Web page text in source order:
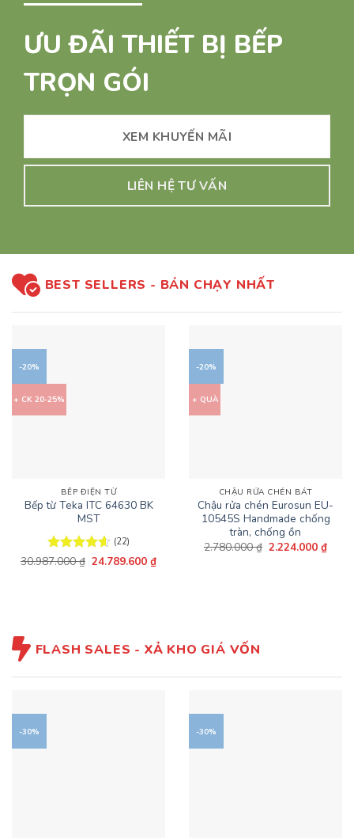
ƯU ĐÃI THIẾT BỊ BẾP
TRỌN GÓI
XEM KHUYẾN MÃI
LIÊN HỆ TƯ VẤN
BEST SELLERS - BÁN CHẠY NHẤT
-20%
+ CK 20-25%
BẾP ĐIỆN TỪ
Bếp từ Teka ITC 64630 BK
MST
Được xếp
(22)
30.987.000₫ Giá
24.789.600₫Giá
-20%
+ QUÀ
CHẬU RỬA CHÉN BÁT
Chậu rửa chén Eurosun EU-
10545S Handmade chống
tràn, chống ồn
2.780.000₫ Giá
2.224.000₫Giá
FLASH SALES - XẢ KHO GIÁ VỐN
-30% -30%